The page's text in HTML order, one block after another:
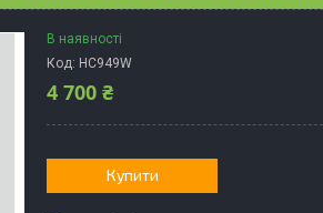
В наявності
Код: HC949W
4 700 ₴
Купити